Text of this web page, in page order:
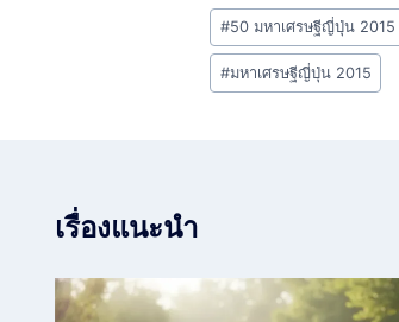
Post
Tags:
#50 มหาเศรษฐีญี่ปุ่น 2015
#มหาเศรษฐีญี่ปุ่น 2015
เรื่องแนะนำ